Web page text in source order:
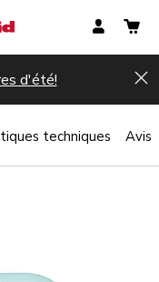
d'été!
techniques Avis